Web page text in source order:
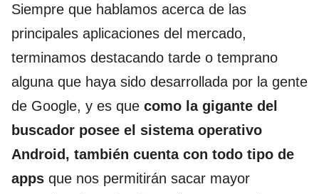
Siempre que hablamos acerca de las
principales aplicaciones del mercado,
terminamos destacando tarde o temprano
alguna que haya sido desarrollada por la gente
de Google, y es que como la gigante del
buscador posee el sistema operativo
Android, también cuenta con todo tipo de
apps que nos permitirán sacar mayor